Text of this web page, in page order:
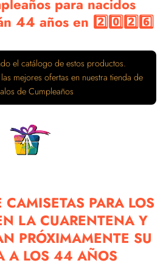
para nacidos
44 años en 2️⃣0️⃣2️⃣6️⃣
el catálogo de estos productos.
mejores ofertas en nuestra tienda de
de Cumpleaños
CAMISETAS PARA LOS
LA CUARENTENA Y
PRÓXIMAMENTE SU
A LOS 44 AÑOS